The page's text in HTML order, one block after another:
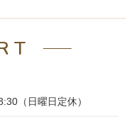
（日曜日定休）